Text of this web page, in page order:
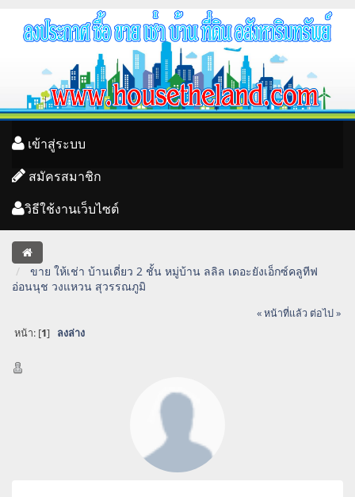
เข้าสู่ระบบ
สมัครสมาชิก
วิธีใช้งานเว็บไซต์
ขาย ให้เช่า บ้านเดี่ยว 2 ชั้น หมู่บ้าน ลลิล เดอะยังเอ็กซ์คลูทีฟ
อ่อนนุช วงแหวน สุวรรณภูมิ
« หน้าที่แล้ว ต่อไป »
หน้า: [1] ลงล่าง